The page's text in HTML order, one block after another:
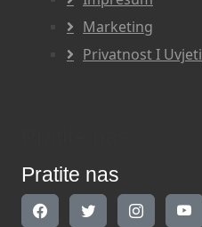
Marketing
Privatnost I Uvjeti
Pratite nas